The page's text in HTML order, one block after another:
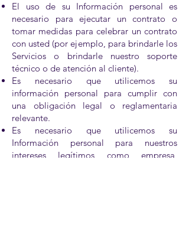
El uso de su Información personal es
necesario para ejecutar un contrato o
tomar medidas para celebrar un contrato
con usted (por ejemplo, para brindarle los
Servicios o brindarle nuestro soporte
técnico o de atención al cliente).
Es necesario que utilicemos su
información personal para cumplir con
una obligación legal o reglamentaria
relevante.
Es necesario que utilicemos su
Información personal para nuestros
intereses legítimos como empresa,